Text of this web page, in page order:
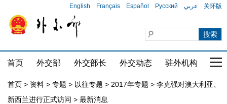
English Français Español Русский عربي 关怀版
首页 外交部 外交部长 外交动态 驻外机构 国
首页 > 资料 > 专题 > 以往专题 > 2017年专题 > 李克强对澳大利亚、
新西兰进行正式访问 > 最新消息